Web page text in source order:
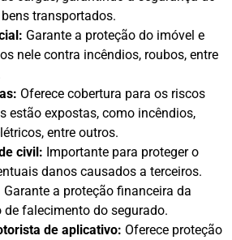
transportados.
Garante a proteção do imóvel e
nele contra incêndios, roubos, entre
Oferece cobertura para os riscos
estão expostas, como incêndios,
entre outros.
civil: Importante para proteger o
danos causados a terceiros.
Garante a proteção financeira da
falecimento do segurado.
de aplicativo: Oferece proteção